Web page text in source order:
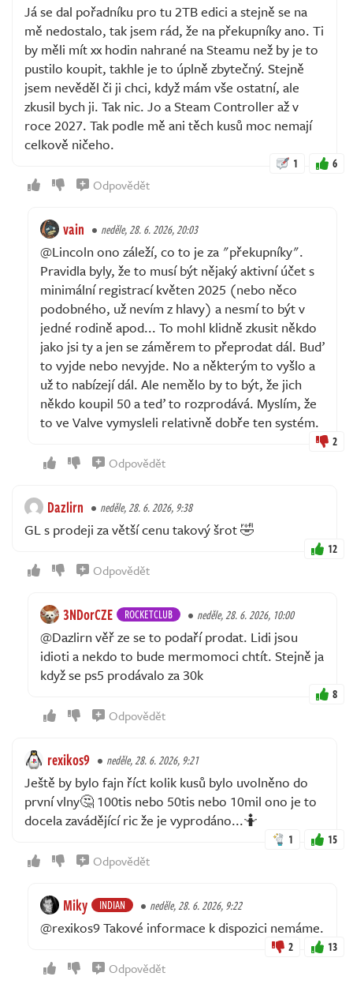
Já se dal pořadníku pro tu 2TB edici a stejně se na
mě nedostalo, tak jsem rád, že na překupníky ano. Ti
by měli mít xx hodin nahrané na Steamu než by je to
pustilo koupit, takhle je to úplně zbytečný. Stejně
jsem nevěděl či ji chci, když mám vše ostatní, ale
zkusil bych ji. Tak nic. Jo a Steam Controller až v
roce 2027. Tak podle mě ani těch kusů moc nemají
celkově ničeho.
1 6
Odpovědět
vain neděle, 28. 6. 2026, 20:03
@Lincoln ono záleží, co to je za "překupníky".
Pravidla byly, že to musí být nějaký aktivní účet s
minimální registrací květen 2025 (nebo něco
podobného, už nevím z hlavy) a nesmí to být v
jedné rodině apod... To mohl klidně zkusit někdo
jako jsi ty a jen se záměrem to přeprodat dál. Buď
to vyjde nebo nevyjde. No a některým to vyšlo a
už to nabízejí dál. Ale nemělo by to být, že jich
někdo koupil 50 a teď to rozprodává. Myslím, že
to ve Valve vymysleli relativně dobře ten systém.
2
Odpovědět
Dazlirn neděle, 28. 6. 2026, 9:38
GL s prodeji za větší cenu takový šrot 🤣
12
Odpovědět
3NDorCZE ROCKETCLUB neděle, 28. 6. 2026, 10:00
@Dazlirn věř ze se to podaří prodat. Lidi jsou
idioti a nekdo to bude mermomoci chtít. Stejně ja
když se ps5 prodávalo za 30k
8
Odpovědět
rexikos9 neděle, 28. 6. 2026, 9:21
Ještě by bylo fajn říct kolik kusů bylo uvolněno do
první vlny🤔 100tis nebo 50tis nebo 10mil ono je to
docela zavádějící ric že je vyprodáno...🤷
1 15
Odpovědět
Miky INDIAN neděle, 28. 6. 2026, 9:22
@rexikos9 Takové informace k dispozici nemáme.
2 13
Odpovědět